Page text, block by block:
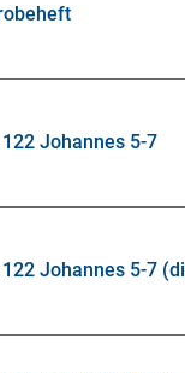
Johannes 5-7
Johannes 5-7